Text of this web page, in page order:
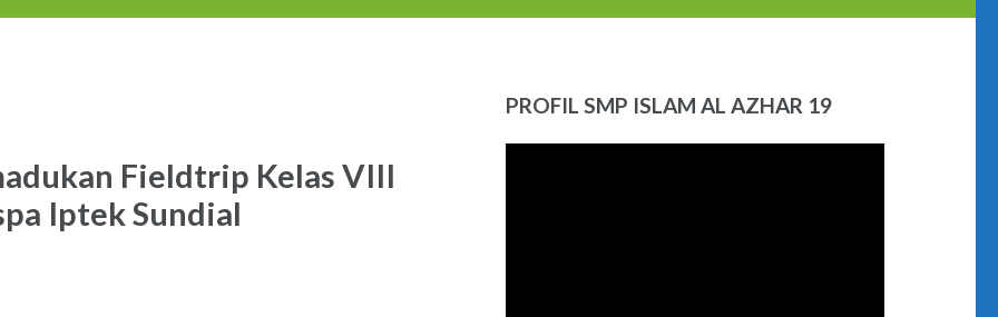
Fieldtrip Kelas VIII
Iptek Sundial
PROFIL SMP ISLAM AL AZHAR 19